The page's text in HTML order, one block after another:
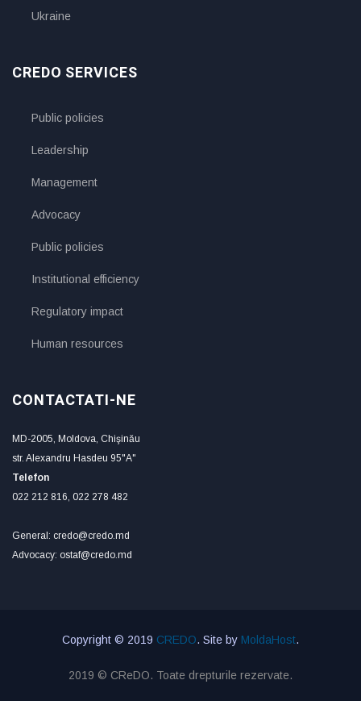
Ukraine
CREDO SERVICES
Public policies
Leadership
Management
Advocacy
Public policies
Institutional efficiency
Regulatory impact
Human resources
CONTACTATI-NE
MD-2005, Moldova, Chişinău
str. Alexandru Hasdeu 95"A"
Telefon
022 212 816, 022 278 482
General: credo@credo.md
Advocacy: ostaf@credo.md
Copyright © 2019 CREDO. Site by MoldaHost.
2019 © CReDO. Toate drepturile rezervate.